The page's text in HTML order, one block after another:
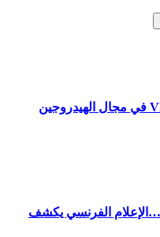
سوناطراك توقع مذكرة تفاهم مع VNG في مجال الهيدروجين
الفرنسي يكشف